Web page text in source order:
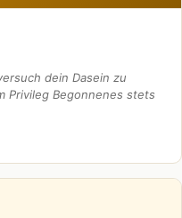
dein Dasein zu
Privileg Begonnenes stets